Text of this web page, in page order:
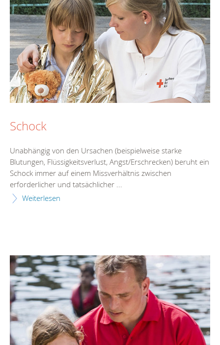
Schock
Unabhängig von den Ursachen (beispielweise starke
Blutungen, Flüssigkeitsverlust, Angst/Erschrecken) beruht ein
Schock immer auf einem Missverhältnis zwischen
erforderlicher und tatsächlicher ...
Weiterlesen